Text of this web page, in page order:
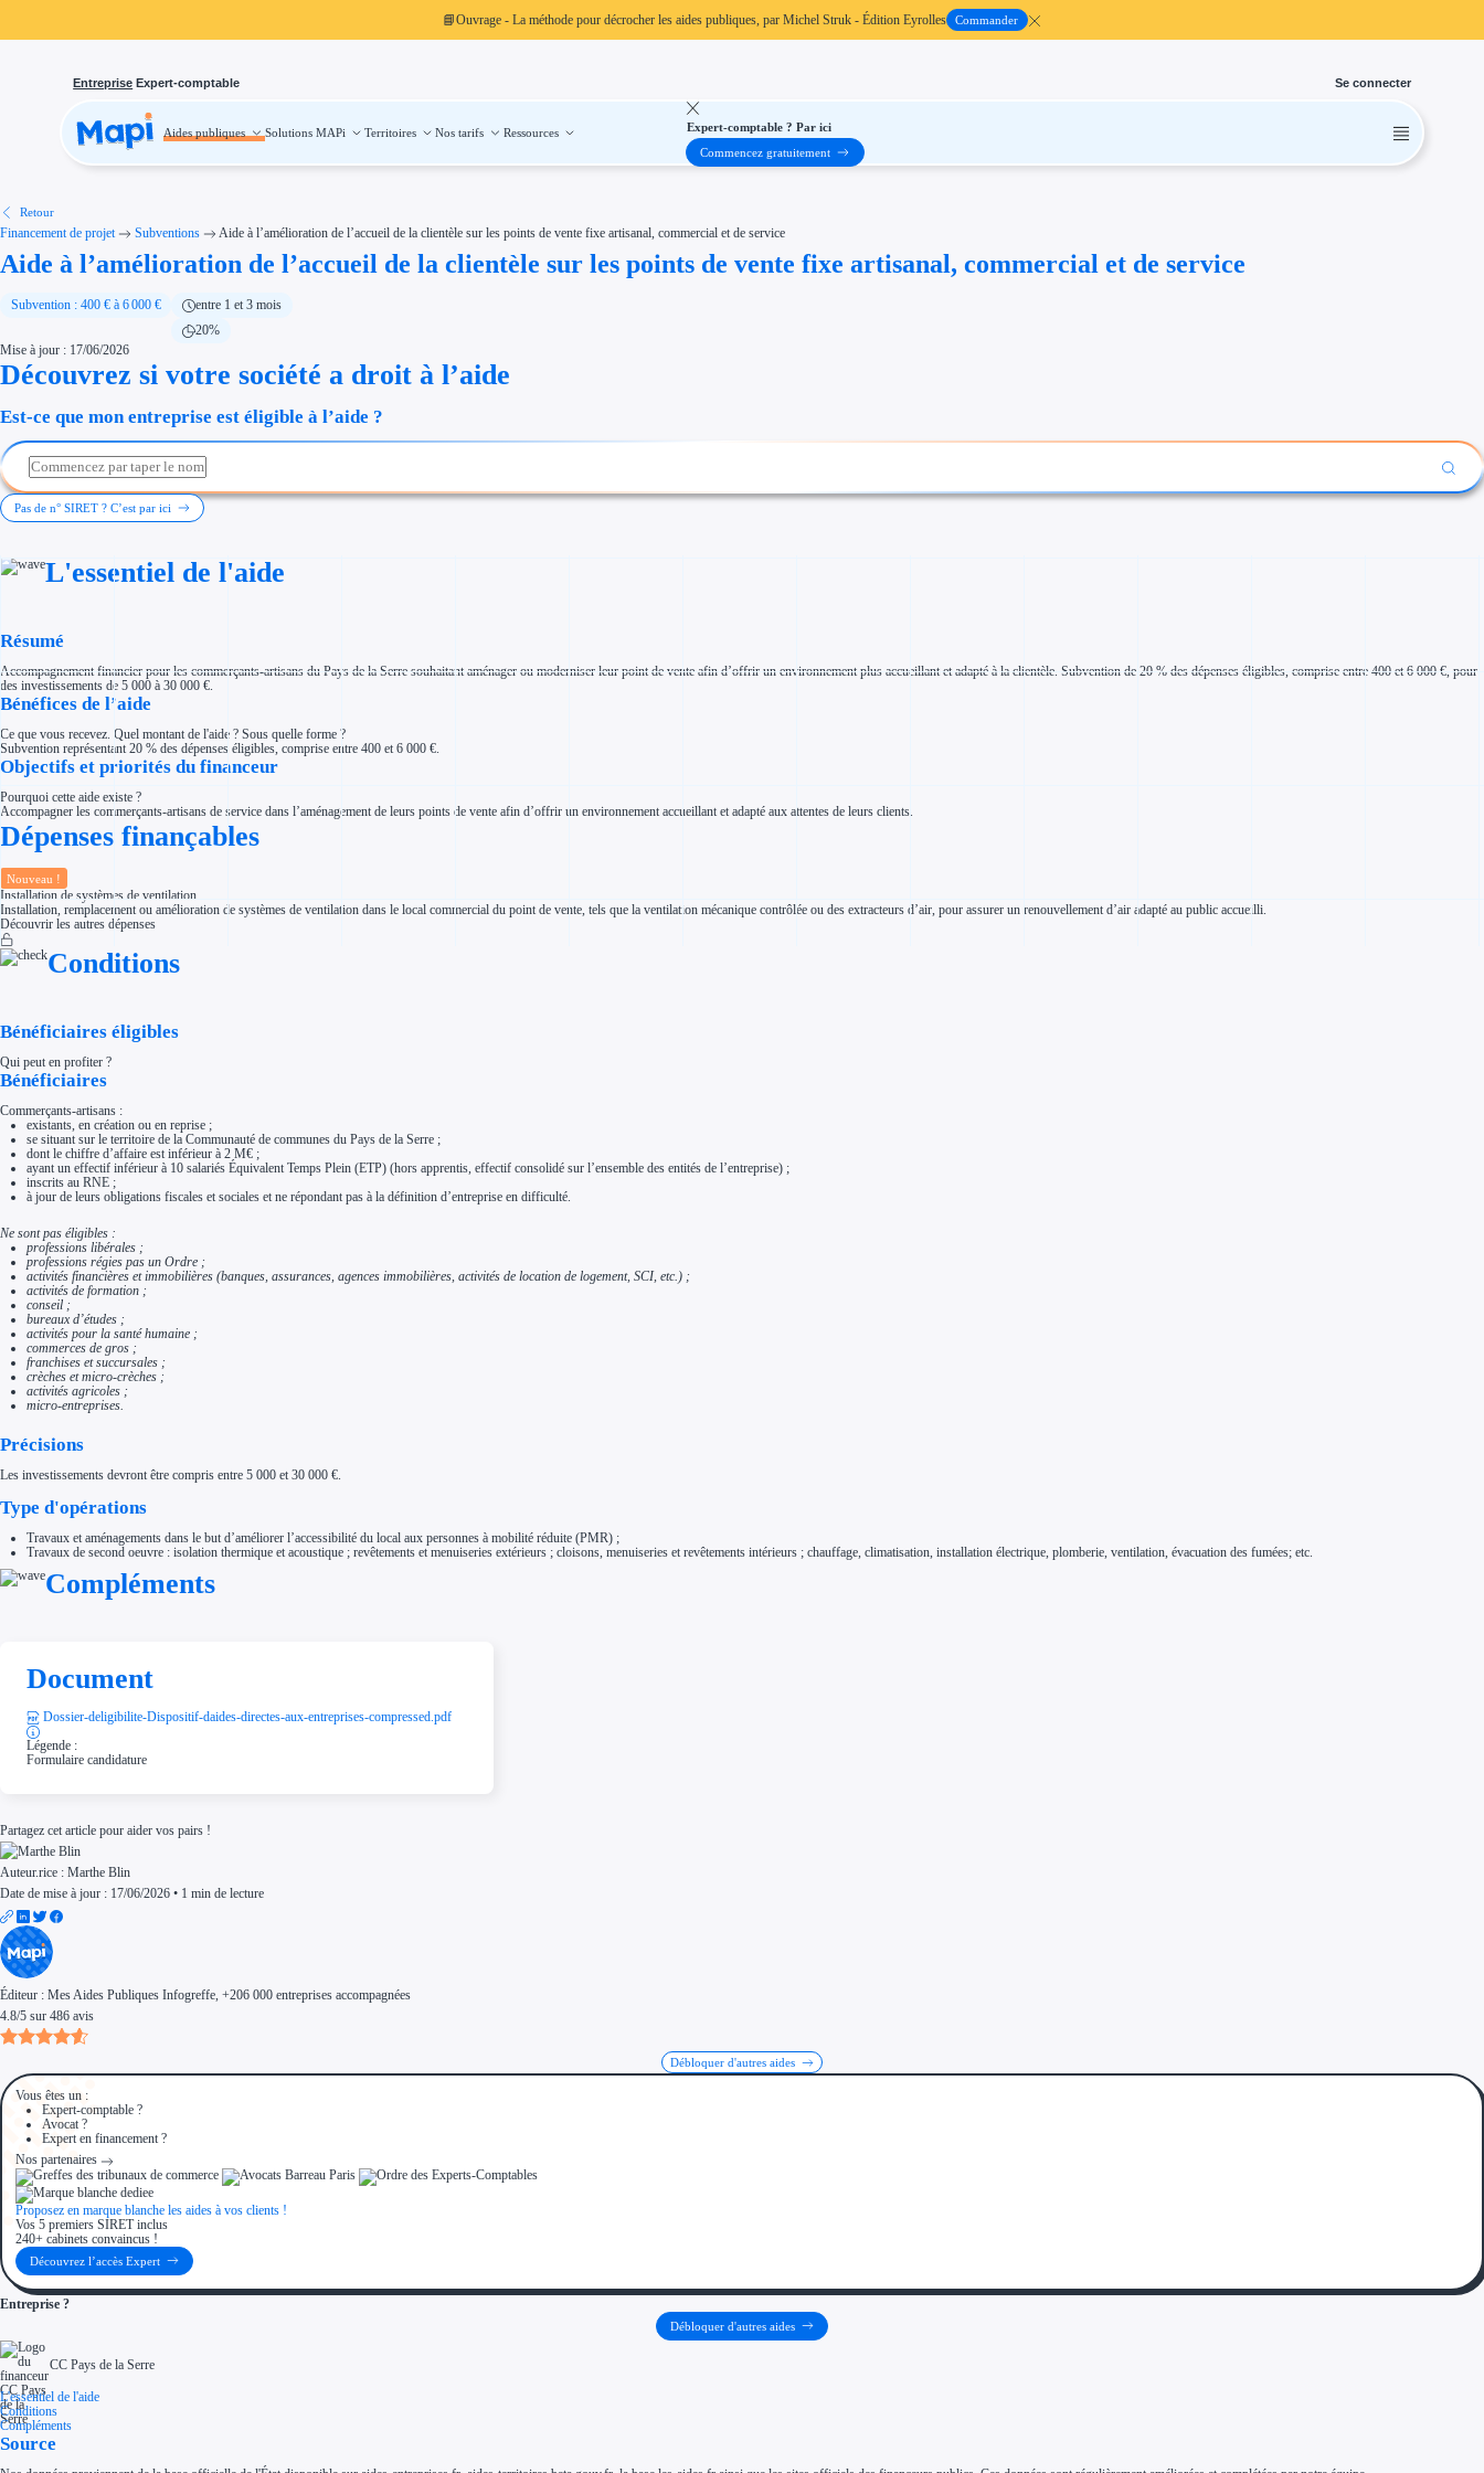
📘Ouvrage - La méthode pour décrocher les aides publiques, par Michel Struk - Édition Eyrolles Commander
Entreprise Expert-comptable Se connecter
Aides publiques Solutions MAPi Territoires Nos tarifs Ressources
Aides publiques
Investissement
Thématiques
Transition écologique
Développement international
Économies d'énergie et d'eau
Étapes de vie
Cession d'entreprise
Entreprise en difficulté
Type de financements
Aides sans remboursement
Subventions
Investir dans une entreprise
Aides Urssaf
Prêts publics
Par financeur
Tous les financeurs
Solutions MAPi
Simulateur d'éligibilité
Ouvrage
Territoires
Régions de A à H
Aides Région Centre-Val de Loire
Aides Région Corse
Aides Région Mayotte
Aides Région Réunion
Couvertures
Aides Européennes
Ressources
FAQ
Nos partenaires
Contactez-nous
Expert-comptable ? Par ici
Commencez gratuitement
Retour
Financement de projet Subventions Aide à l’amélioration de l’accueil de la clientèle sur les points de vente fixe artisanal, commercial et de service
Aide à l’amélioration de l’accueil de la clientèle sur les points de vente fixe artisanal, commercial et de service
Subvention : 400 € à 6 000 €
entre 1 et 3 mois
20%
Mise à jour : 17/06/2026
Découvrez si votre société a droit à l’aide
Est-ce que mon entreprise est éligible à l’aide ?
Pas de n° SIRET ? C’est par ici
L'essentiel de l'aide
Résumé
Accompagnement financier pour les commerçants-artisans du Pays de la Serre souhaitant aménager ou moderniser leur point de vente afin d’offrir un environnement plus accueillant et adapté à la clientèle. Subvention de 20 % des dépenses éligibles, comprise entre 400 et 6 000 €, pour
des investissements de 5 000 à 30 000 €.
Bénéfices de l’aide
Ce que vous recevez. Quel montant de l'aide ? Sous quelle forme ?
Subvention représentant 20 % des dépenses éligibles, comprise entre 400 et 6 000 €.
Objectifs et priorités du financeur
Pourquoi cette aide existe ?
Accompagner les commerçants-artisans de service dans l’aménagement de leurs points de vente afin d’offrir un environnement accueillant et adapté aux attentes de leurs clients.
Dépenses finançables
Nouveau !
Installation de systèmes de ventilation
Installation, remplacement ou amélioration de systèmes de ventilation dans le local commercial du point de vente, tels que la ventilation mécanique contrôlée ou des extracteurs d’air, pour assurer un renouvellement d’air adapté au public accueilli.
Découvrir les autres dépenses
Conditions
Bénéficiaires éligibles
Qui peut en profiter ?
Bénéficiaires
Commerçants-artisans :
existants, en création ou en reprise ;
se situant sur le territoire de la Communauté de communes du Pays de la Serre ;
dont le chiffre d’affaire est inférieur à 2 M€ ;
ayant un effectif inférieur à 10 salariés Équivalent Temps Plein (ETP) (hors apprentis, effectif consolidé sur l’ensemble des entités de l’entreprise) ;
inscrits au RNE ;
à jour de leurs obligations fiscales et sociales et ne répondant pas à la définition d’entreprise en difficulté.
Ne sont pas éligibles :
professions libérales ;
professions régies pas un Ordre ;
activités financières et immobilières (banques, assurances, agences immobilières, activités de location de logement, SCI, etc.) ;
activités de formation ;
conseil ;
bureaux d’études ;
activités pour la santé humaine ;
commerces de gros ;
franchises et succursales ;
crèches et micro-crèches ;
activités agricoles ;
micro-entreprises.
Précisions
Les investissements devront être compris entre 5 000 et 30 000 €.
Type d'opérations
Travaux et aménagements dans le but d’améliorer l’accessibilité du local aux personnes à mobilité réduite (PMR) ;
Travaux de second oeuvre : isolation thermique et acoustique ; revêtements et menuiseries extérieurs ; cloisons, menuiseries et revêtements intérieurs ; chauffage, climatisation, installation électrique, plomberie, ventilation, évacuation des fumées; etc.
Compléments
Document
Dossier-deligibilite-Dispositif-daides-directes-aux-entreprises-compressed.pdf
Légende :
Formulaire candidature
Partagez cet article pour aider vos pairs !
Auteur.rice : Marthe Blin
Date de mise à jour : 17/06/2026 • 1 min de lecture
Éditeur : Mes Aides Publiques Infogreffe, +206 000 entreprises accompagnées
4.8/5 sur 486 avis
Débloquer d'autres aides
Vous êtes un :
Expert-comptable ?
Avocat ?
Expert en financement ?
Nos partenaires
Proposez en marque blanche les aides à vos clients !
Vos 5 premiers SIRET inclus
240+ cabinets convaincus !
Découvrez l’accès Expert
Entreprise ?
Débloquer d'autres aides
CC Pays de la Serre
L'essentiel de l'aide
Conditions
Compléments
Source